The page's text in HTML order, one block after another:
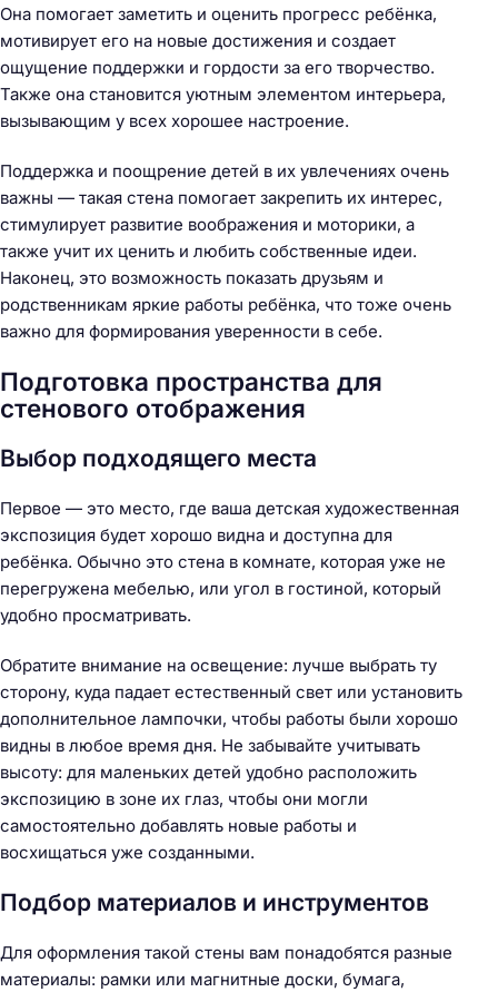
Она помогает заметить и оценить прогресс ребёнка,
мотивирует его на новые достижения и создает
ощущение поддержки и гордости за его творчество.
Также она становится уютным элементом интерьера,
вызывающим у всех хорошее настроение.
Поддержка и поощрение детей в их увлечениях очень
важны — такая стена помогает закрепить их интерес,
стимулирует развитие воображения и моторики, а
также учит их ценить и любить собственные идеи.
Наконец, это возможность показать друзьям и
родственникам яркие работы ребёнка, что тоже очень
важно для формирования уверенности в себе.
Подготовка пространства для
стенового отображения
Выбор подходящего места
Первое — это место, где ваша детская художественная
экспозиция будет хорошо видна и доступна для
ребёнка. Обычно это стена в комнате, которая уже не
перегружена мебелью, или угол в гостиной, который
удобно просматривать.
Обратите внимание на освещение: лучше выбрать ту
сторону, куда падает естественный свет или установить
дополнительное лампочки, чтобы работы были хорошо
видны в любое время дня. Не забывайте учитывать
высоту: для маленьких детей удобно расположить
экспозицию в зоне их глаз, чтобы они могли
самостоятельно добавлять новые работы и
восхищаться уже созданными.
Подбор материалов и инструментов
Для оформления такой стены вам понадобятся разные
материалы: рамки или магнитные доски, бумага,